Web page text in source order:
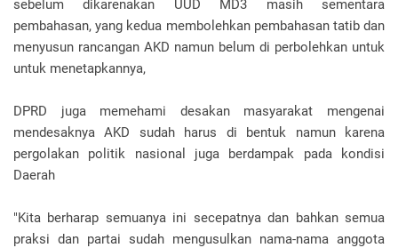
sebelum dikarenakan UUD MD3 masih sementara
pembahasan, yang kedua membolehkan pembahasan tatib dan
menyusun rancangan AKD namun belum di perbolehkan untuk
untuk menetapkannya,
DPRD juga memehami desakan masyarakat mengenai
mendesaknya AKD sudah harus di bentuk namun karena
pergolakan politik nasional juga berdampak pada kondisi
Daerah
"Kita berharap semuanya ini secepatnya dan bahkan semua
praksi dan partai sudah mengusulkan nama-nama anggota